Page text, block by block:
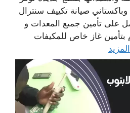
صيانة تكييف سنترال
على تأمين جميع المعدات و
بتأمين غاز خاص للمكيفات